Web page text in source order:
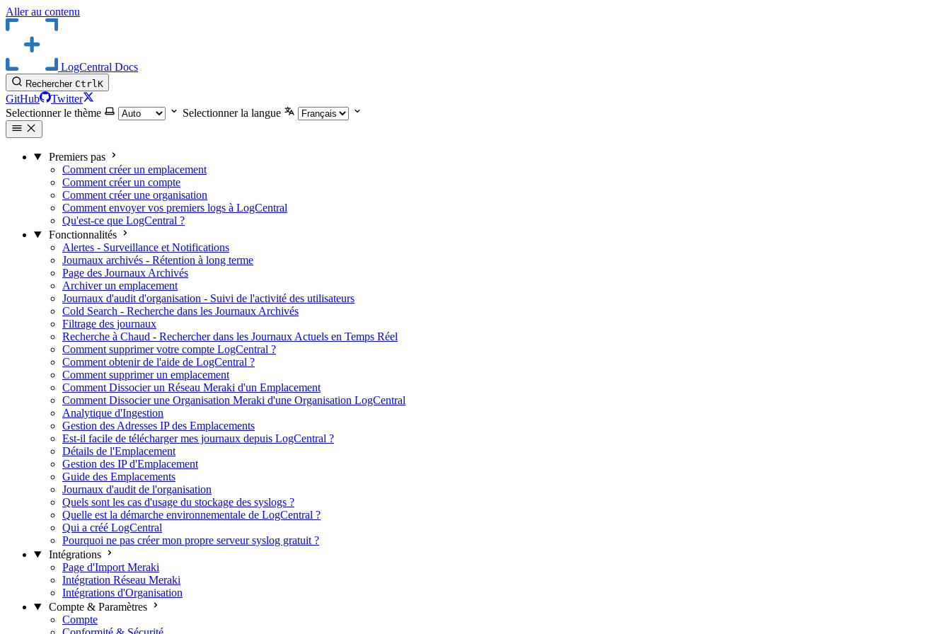
Aller au contenu
LogCentral Docs
Rechercher CtrlK
GitHub
Twitter
Selectionner le thème
Selectionner la langue
Premiers pas
Comment créer un emplacement
Comment créer un compte
Comment créer une organisation
Comment envoyer vos premiers logs à LogCentral
Qu'est-ce que LogCentral ?
Fonctionnalités
Alertes - Surveillance et Notifications
Journaux archivés - Rétention à long terme
Page des Journaux Archivés
Archiver un emplacement
Journaux d'audit d'organisation - Suivi de l'activité des utilisateurs
Cold Search - Recherche dans les Journaux Archivés
Filtrage des journaux
Recherche à Chaud - Rechercher dans les Journaux Actuels en Temps Réel
Comment supprimer votre compte LogCentral ?
Comment obtenir de l'aide de LogCentral ?
Comment supprimer un emplacement
Comment Dissocier un Réseau Meraki d'un Emplacement
Comment Dissocier une Organisation Meraki d'une Organisation LogCentral
Analytique d'Ingestion
Gestion des Adresses IP des Emplacements
Est-il facile de télécharger mes journaux depuis LogCentral ?
Détails de l'Emplacement
Gestion des IP d'Emplacement
Guide des Emplacements
Journaux d'audit de l'organisation
Quels sont les cas d'usage du stockage des syslogs ?
Quelle est la démarche environnementale de LogCentral ?
Qui a créé LogCentral
Pourquoi ne pas créer mon propre serveur syslog gratuit ?
Intégrations
Page d'Import Meraki
Intégration Réseau Meraki
Intégrations d'Organisation
Compte & Paramètres
Compte